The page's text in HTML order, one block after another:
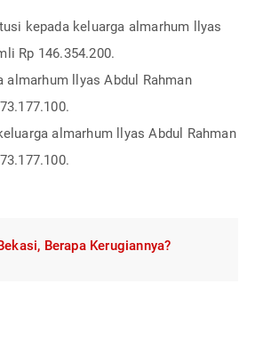
kepada keluarga almarhum llyas
Rp 146.354.200.
llyas Abdul Rahman
almarhum llyas Abdul Rahman
Berapa Kerugiannya?